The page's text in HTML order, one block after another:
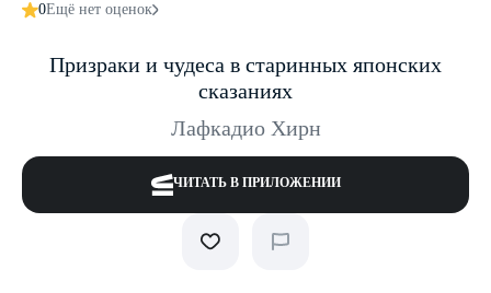
0Ещё нет оценок
Призраки и чудеса в старинных японских
сказаниях
Лафкадио Хирн
ЧИТАТЬ В ПРИЛОЖЕНИИ